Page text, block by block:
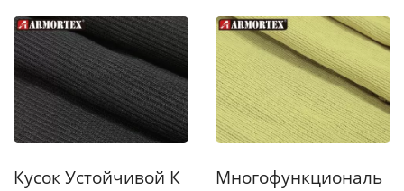
Кусок Устойчивой К
Многофункциональ